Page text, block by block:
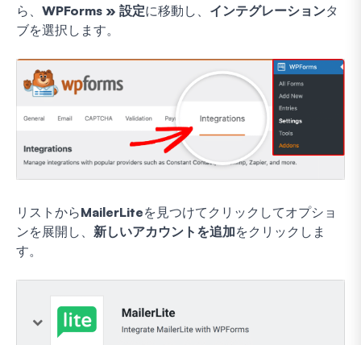
ら、 WPForms » 設定に移動し、 インテグレーションタ
ブを選択します。
リストからMailerLiteを見つけてクリックしてオプショ
ンを展開し、 新しいアカウントを追加をクリックしま
す。